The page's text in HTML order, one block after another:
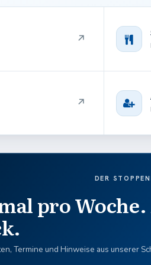
↗
↗
DER
pro
Termine und Hinweise aus unserer